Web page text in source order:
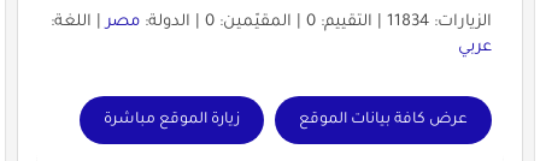
الزيارات: 11834 | التقييم: 0 | المقيّمين: 0 | الدولة:
مصر| اللغة:
عربي
عرض كافة بيانات الموقع زيارة الموقع مباشرة